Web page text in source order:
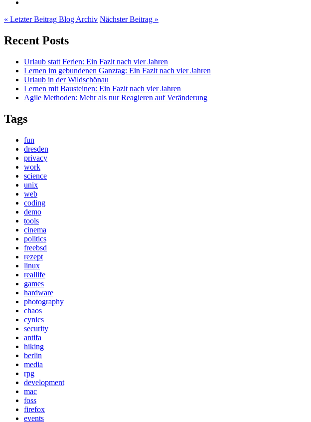
« Letzter Beitrag Blog Archiv Nächster Beitrag »
Recent Posts
Urlaub statt Ferien: Ein Fazit nach vier Jahren
Lernen im gebundenen Ganztag: Ein Fazit nach vier Jahren
Urlaub in der Wildschönau
Lernen mit Bausteinen: Ein Fazit nach vier Jahren
Agile Methoden: Mehr als nur Reagieren auf Veränderung
Tags
fun
dresden
privacy
work
science
unix
web
coding
demo
tools
cinema
politics
freebsd
rezept
linux
reallife
games
hardware
photography
chaos
cynics
security
antifa
hiking
berlin
media
rpg
development
mac
foss
firefox
events